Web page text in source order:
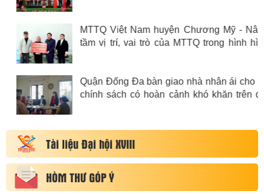
MTTQ Việt Nam huyện Chương Mỹ - Nâng
tầm vị trí, vai trò của MTTQ trong hình hình
mới
Quận Đống Đa bàn giao nhà nhân ái cho hộ
chính sách có hoàn cảnh khó khăn trên địa
bàn phường Khâm Thiên
Tài liệu Đại hội XVIII
HÒM THƯ GÓP Ý